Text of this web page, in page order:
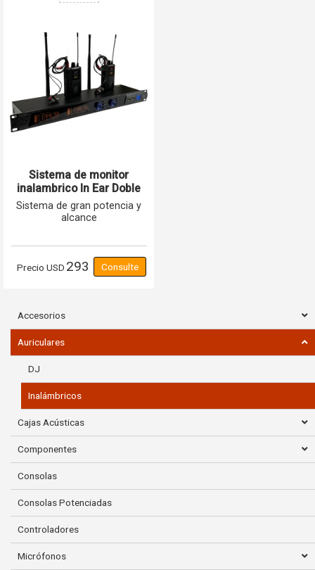
Accesorios
Auriculares
DJ
Inalámbricos
Cajas Acústicas
Componentes
Consolas
Consolas Potenciadas
Controladores
Micrófonos
Sistema de monitor
inalambrico In Ear Doble
Mono GIM-202 GCM Pro
Line
Sistema de gran potencia y
alcance
Precio USD 293